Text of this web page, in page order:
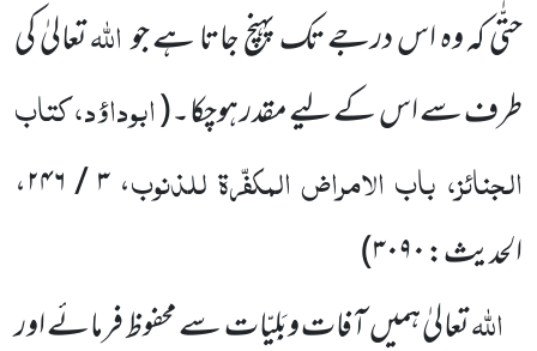
حتّٰی کہ وہ اس درجے تک پہنچ جاتا ہے جواللہتعالیٰ کی
طرف سےاس کے لیے مقدر ہوچکا۔(ابوداؤد، کتاب
الجنائز، باب الامراض المکفّرۃ للذنوب
، ۳ / ۲۴۶،
الحدیث: ۳۰۹۰
)
اللہتعالیٰ ہمیںآفات وبَلِیّات سے محفوظ فرمائے اور